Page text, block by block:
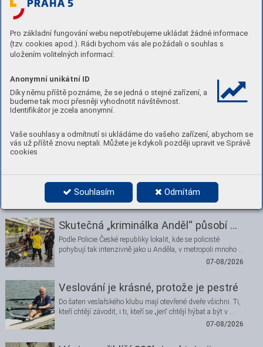
Pro základní fungování webu nepotřebujeme ukládat žádné informace
(tzv. cookies apod.). Rádi bychom vás ale požádali o souhlas s
uložením volitelných informací:
Anonymní unikátní ID
Díky němu příště poznáme, že se jedná o stejné zařízení, a
budeme tak moci přesněji vyhodnotit návštěvnost.
Identifikátor je zcela anonymní.
Vaše souhlasy a odmítnutí si ukládáme do vašeho zařízení, abychom se
vás už příště znovu neptali. Můžete je kdykoli později upravit ve Správě
cookies
Souhlasím Odmítám
Číst
Nenechte si ujít
Místo mezi vlakovým nádražím a autobusovým terminálem
je „úzkým hrdlem“, kde je pohyb chodců obzvlášť …
07-08/2026
Skutečná „kriminálka Anděl“ působí …
Podle Policie České republiky lokalit, kde se policisté
pohybují tak intenzivně jako u Anděla, v metropoli mnoho …
07-08/2026
Veslování je krásné, protože je pestré
Do šaten veslařského klubu mají otevřené dveře všichni. Ti,
kteří chtějí závodit, i ti, kteří se „jen“ chtějí hýbat a být v …
07-08/2026